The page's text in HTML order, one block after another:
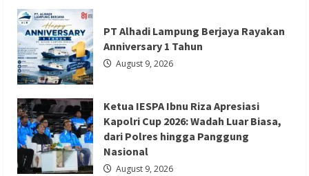
Berita Trending
Serang Fair 2026 Jadi Etalase UMKM,
Sekda Deden Ajak Masyarakat Cintai
Produk Lokal
Redaksi 01
Revitalisasi
Kawasan
Ziarah
Syekh
Asnawi
Caringin
Untuk
Kemanfaatan
Masyarakat
dan
Menjaga
Nilai
Sejarah
PT Alhadi Lampung Berjaya Rayakan
Anniversary 1 Tahun
August 9, 2026
Ketua IESPA Ibnu Riza Apresiasi
Kapolri Cup 2026: Wadah Luar Biasa,
dari Polres hingga Panggung
Nasional
August 9, 2026